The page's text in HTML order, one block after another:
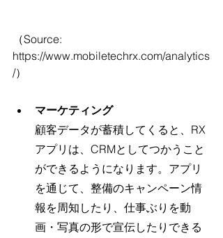
（Source:
https://www.mobiletechrx.com/analytics
/）
マーケティング
顧客データが蓄積してくると、RX
アプリは、CRMとしてつかうこと
ができるようになります。アプリ
を通じて、整備のキャンペーン情
報を周知したり、仕事ぶりを動
画・写真の形で宣伝したりできる